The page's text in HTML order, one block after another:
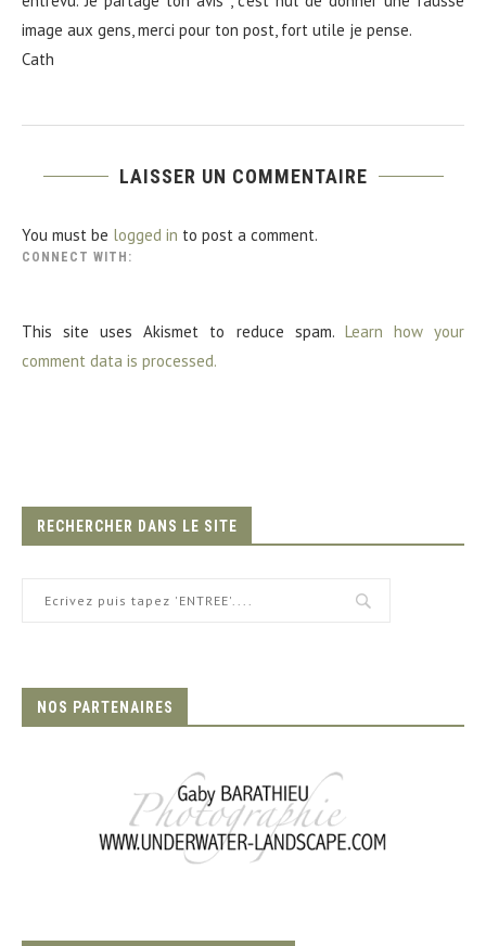
image aux gens, merci pour ton post, fort utile je pense.
Cath
LAISSER UN COMMENTAIRE
You must be logged in to post a comment.
CONNECT WITH:
This site uses Akismet to reduce spam. Learn how your
comment data is processed.
RECHERCHER DANS LE SITE
NOS PARTENAIRES